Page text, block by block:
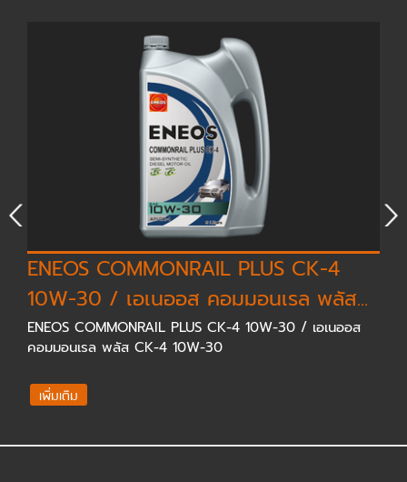
ENEOS COMMONRAIL PLUS CK-4
10W-30 / เอเนออส คอมมอนเรล พลัส...
ENEOS COMMONRAIL PLUS CK-4 10W-30 / เอเนออส
คอมมอนเรล พลัส CK-4 10W-30
เพิ่มเติม